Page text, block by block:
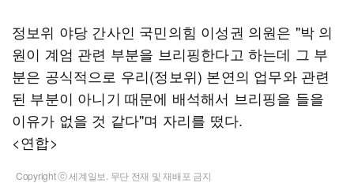
정보위 야당 간사인 국민의힘 이성권 의원은 "박 의
원이 계엄 관련 부분을 브리핑한다고 하는데 그 부
분은 공식적으로 우리(정보위) 본연의 업무와 관련
된 부분이 아니기 때문에 배석해서 브리핑을 들을
이유가 없을 것 같다"며 자리를 떴다.
<연합>
Copyright ⓒ 세계일보. 무단 전재 및 재배포 금지